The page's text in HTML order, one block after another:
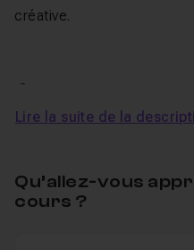
créative.
Au programme
After Effects
Au cours de ce
Lire la suite de la
Qu’allez-vous
cours ?